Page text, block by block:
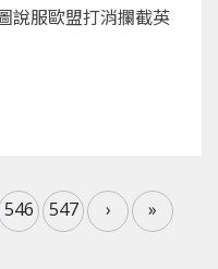
說服歐盟打消攔截英
546 547 › »